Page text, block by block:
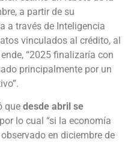
a partir de su
a través de Inteligencia
vinculados al crédito, al
“2025 finalizaría con
principalmente por un
que desde abril se
lo cual “si la economía
en diciembre de